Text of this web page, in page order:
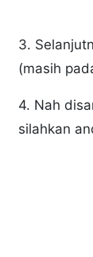
3.
(masih
4. Nah
silahkan